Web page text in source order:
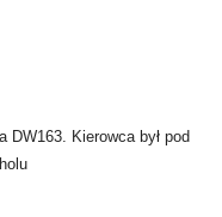
DW163. Kierowca był pod